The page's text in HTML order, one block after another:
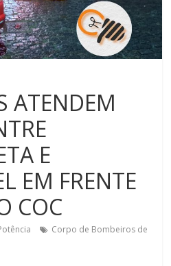
ATENDEM
E
EM FRENTE
COC
Corpo de Bombeiros de